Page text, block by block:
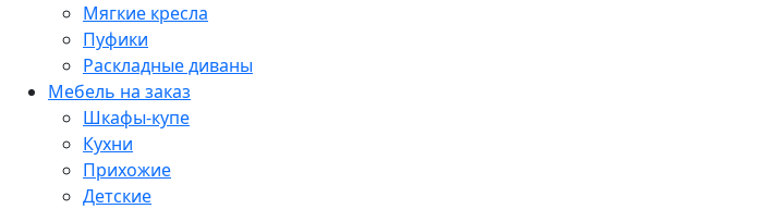
Мягкие кресла
Пуфики
Раскладные диваны
Мебель на заказ
Шкафы-купе
Кухни
Прихожие
Детские